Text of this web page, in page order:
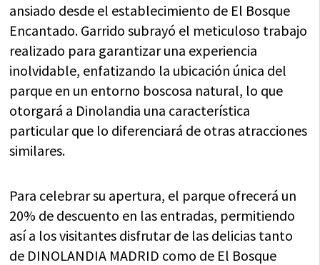
ansiado desde el establecimiento de El Bosque
Encantado. Garrido subrayó el meticuloso trabajo
realizado para garantizar una experiencia
inolvidable, enfatizando la ubicación única del
parque en un entorno boscosa natural, lo que
otorgará a Dinolandia una característica
particular que lo diferenciará de otras atracciones
similares.
Para celebrar su apertura, el parque ofrecerá un
20% de descuento en las entradas, permitiendo
así a los visitantes disfrutar de las delicias tanto
de DINOLANDIA MADRID como de El Bosque